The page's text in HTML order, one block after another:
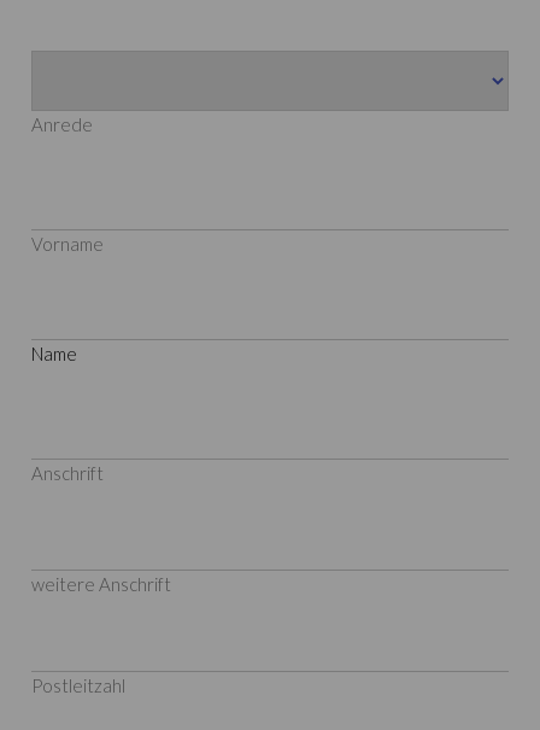
Anrede
Vorname
Name
Anschrift
weitere Anschrift
Postleitzahl